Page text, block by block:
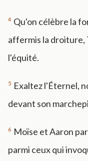
4 Qu'on célèbre la
affermis la droiture,
l'équité.
5 Exaltez l'Éternel,
devant son
6 Moïse et Aaron
parmi ceux qui